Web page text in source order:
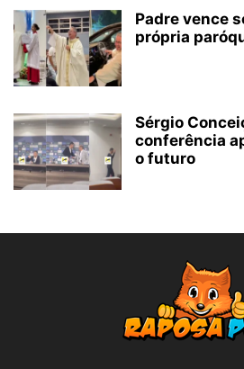
Padre vence
própria
Sérgio
conferência
o futuro